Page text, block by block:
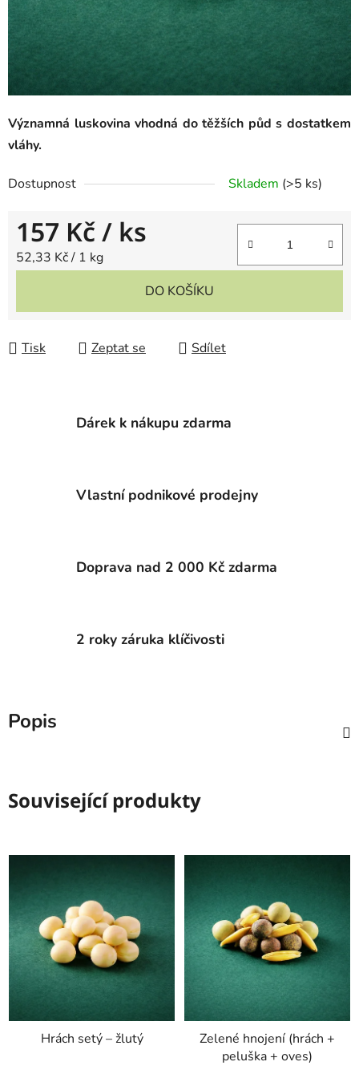
Významná luskovina vhodná do těžších půd s dostatkem
vláhy.
Dostupnost Skladem (>5 ks)
157 Kč/ ks
Měrná cena:
52,33 Kč / 1 kg
DO KOŠÍKU
Tisk Zeptat se Sdílet
Dárek k nákupu zdarma
Vlastní podnikové prodejny
Doprava nad 2 000 Kč zdarma
2 roky záruka klíčivosti
Popis
Související produkty
Hrách setý – žlutý
Zelené hnojení (hrách +
peluška + oves)